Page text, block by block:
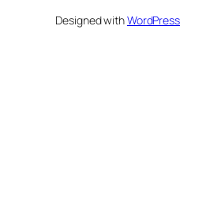
Designed withWordPress